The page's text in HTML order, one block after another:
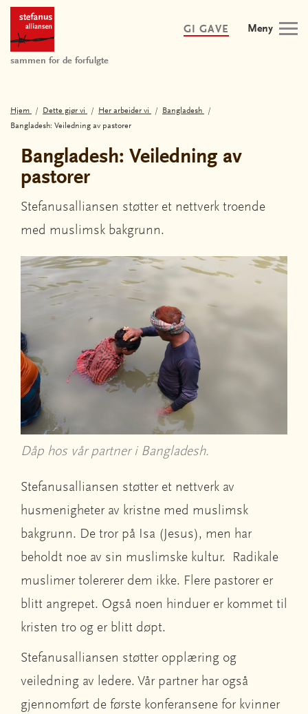
Meny
sammen for de forfulgte
GI GAVE
Hjem Dette gjør vi Her arbeider vi
Bangladesh
Bangladesh: Veiledning av pastorer
Bangladesh: Veiledning av
pastorer
Stefanusalliansen støtter et nettverk troende
med muslimsk bakgrunn.
Dåp hos vår partner i Bangladesh.
Stefanusalliansen støtter et nettverk av
husmenigheter av kristne med muslimsk
bakgrunn. De tror på Isa (Jesus), men har
beholdt noe av sin muslimske kultur. Radikale
muslimer tolererer dem ikke. Flere pastorer er
blitt angrepet. Også noen hinduer er kommet til
kristen tro og er blitt døpt.
Stefanusalliansen støtter opplæring og
veiledning av ledere. Vår partner har også
gjennomført de første konferansene for kvinner